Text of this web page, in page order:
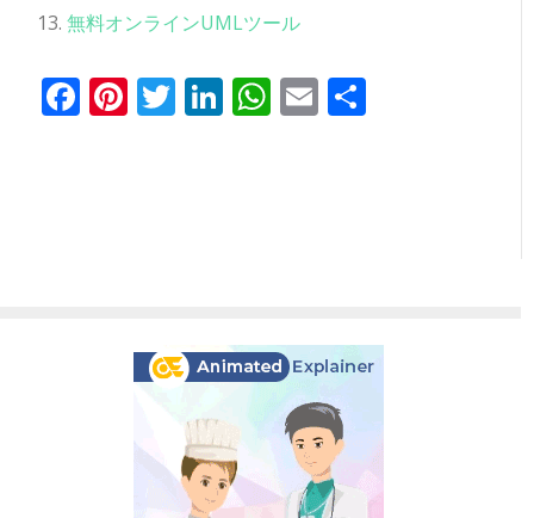
無料オンラインUMLツール
Facebook
Pinterest
Twitter
LinkedIn
WhatsApp
Email